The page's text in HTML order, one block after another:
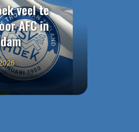
veel te
AFC in